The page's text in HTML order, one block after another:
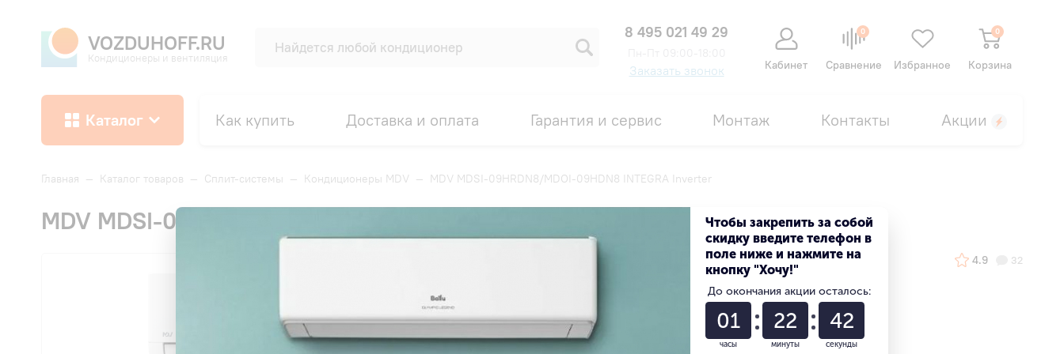
VOZDUHOFF.RU
Кондиционеры и вентиляция
8 495 021 49 29
Заказать звонок Кабинет
0
Сравнение Избранное
0
Корзина
Каталог Как купить Доставка и оплата Гарантия и сервис Монтаж Контакты Акции
Главная — Каталог товаров — Сплит-системы — Кондиционеры MDV — MDV MDSI-09HRDN8/MDOI-09HDN8 INTEGRA Inverter
MDV MDSI-09HRDN8/MDOI-09HDN8 INTEGRA Inverter
4.9 32
Получить скидку
Чтобы закрепить за собой
скидку введите телефон в
поле ниже и нажмите на
кнопку "Хочу!"
До окончания акции осталось:
01
часы
22
минуты
41
секунды